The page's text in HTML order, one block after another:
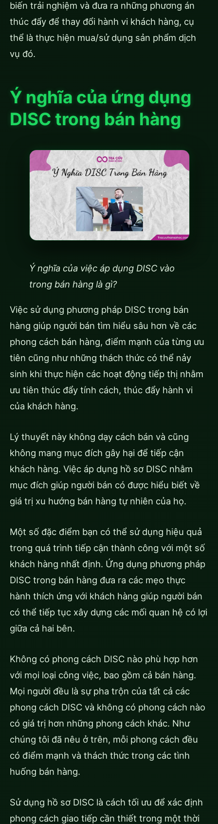
biến trải nghiệm và đưa ra những phương án
thúc đẩy để thay đổi hành vi khách hàng, cụ
thể là thực hiện mua/sử dụng sản phẩm dịch
vụ đó.
Ý nghĩa của ứng dụng
DISC trong bán hàng
Ý nghĩa của việc áp dụng DISC vào
trong bán hàng là gì?
Việc sử dụng phương pháp DISC trong bán
hàng giúp người bán tìm hiểu sâu hơn về các
phong cách bán hàng, điểm mạnh của từng ưu
tiên cũng như những thách thức có thể nảy
sinh khi thực hiện các hoạt động tiếp thị nhằm
ưu tiên thúc đẩy tính cách, thúc đẩy hành vi
của khách hàng.
Lý thuyết này không dạy cách bán và cũng
không mang mục đích gây hại để tiếp cận
khách hàng. Việc áp dụng hồ sơ DISC nhằm
mục đích giúp người bán có được hiểu biết về
giá trị xu hướng bán hàng tự nhiên của họ.
Một số đặc điểm bạn có thể sử dụng hiệu quả
trong quá trình tiếp cận thành công với một số
khách hàng nhất định. Ứng dụng phương pháp
DISC trong bán hàng đưa ra các mẹo thực
hành thích ứng với khách hàng giúp người bán
có thể tiếp tục xây dựng các mối quan hệ có lợi
giữa cả hai bên.
Không có phong cách DISC nào phù hợp hơn
với mọi loại công việc, bao gồm cả bán hàng.
Mọi người đều là sự pha trộn của tất cả các
phong cách DISC và không có phong cách nào
có giá trị hơn những phong cách khác. Như
chúng tôi đã nêu ở trên, mỗi phong cách đều
có điểm mạnh và thách thức trong các tình
huống bán hàng.
Sử dụng hồ sơ DISC là cách tối ưu để xác định
phong cách giao tiếp cần thiết trong một thời